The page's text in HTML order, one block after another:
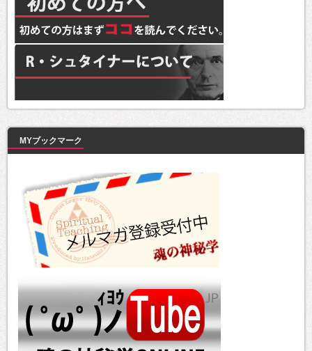
MYブックマーク